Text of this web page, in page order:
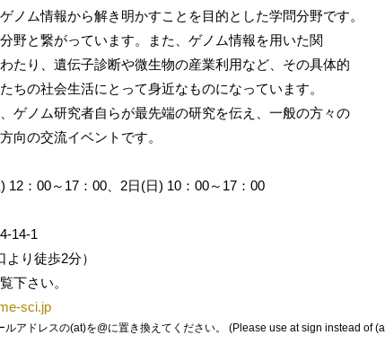
ノム情報から解き明かすことを目的とした学問分野です。
野と繋がっています。また、ゲノム情報を用いた関
たり、遺伝子診断や微生物の産業利用など、その具体的
ちの社会生活にとって身近なものになっています。
ゲノム研究者自らが最先端の研究を伝え、一般の方々の
向の交流イベントです。
12：00～17：00、2日(日) 10：00～17：00
14-1
より徒歩2分）
下さい。
sci.jp
ルアドレスの(at)を@に置き換えてください。 (Please use at sign instead of